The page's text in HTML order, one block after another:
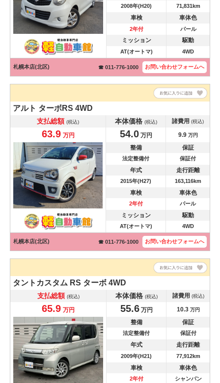
2008年(H20) 71,831km
車検 車体色
2年付 パール
ミッション 駆動
AT(オートマ) 4WD
札幌本店(北区) ☎ 011-776-1000 お問い合わせフォームへ
アルト ターボRS 4WD
支払総額 (税込) 本体価格 (税込) 諸費用 (税込)
63.9 万円 54.0万円 9.9万円
整備 保証
法定整備付 保証付
年式 走行距離
2015年(H27) 163,116km
車検 車体色
2年付 パール
ミッション 駆動
AT(オートマ) 4WD
札幌本店(北区) ☎ 011-776-1000 お問い合わせフォームへ
タントカスタム RS ターボ 4WD
支払総額 (税込) 本体価格 (税込) 諸費用 (税込)
65.9 万円 55.6万円 10.3万円
整備 保証
法定整備付 保証付
年式 走行距離
2009年(H21) 77,912km
車検 車体色
2年付 シャンパン